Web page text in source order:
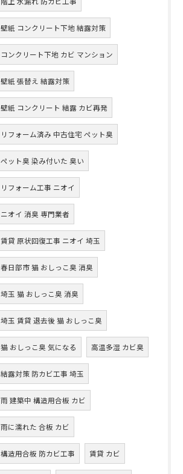
壁紙 コンクリート下地 結露対策
コンクリート下地 カビ マンション
壁紙 張替え 結露対策
壁紙 コンクリート 結露 カビ再発
リフォーム済み 中古住宅 ペット臭
ペット臭 染み付いた 臭い
リフォーム工事 ニオイ
ニオイ 消臭 専門業者
賃貸 原状回復工事 ニオイ 埼玉
春日部市 猫 おしっこ臭 消臭
埼玉 猫 おしっこ臭 消臭
埼玉 賃貸 退去後 猫 おしっこ臭
猫 おしっこ臭 気になる 高温多湿 カビ臭
結露対策 防カビ工事 埼玉
雨 建築中 構造用合板 カビ
雨に濡れた 合板 カビ
構造用合板 防カビ工事 賃貸 カビ